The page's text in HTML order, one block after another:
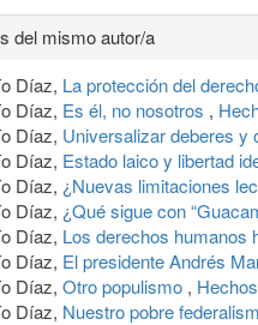
del mismo autor/a
Díaz, La protección del
Díaz, Es él, no nosotros ,
Díaz, Universalizar deberes y
Díaz, Estado laico y libertad
Díaz, ¿Nuevas limitaciones
Díaz, ¿Qué sigue con
Díaz, Los derechos humanos
Díaz, El presidente Andrés
Díaz, Otro populismo ,
Díaz, Nuestro pobre